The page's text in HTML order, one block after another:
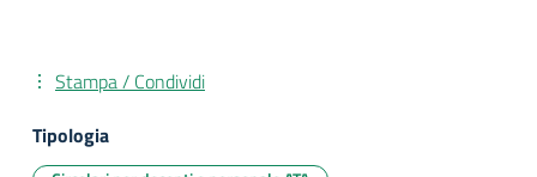
Stampa / Condividi
Tipologia